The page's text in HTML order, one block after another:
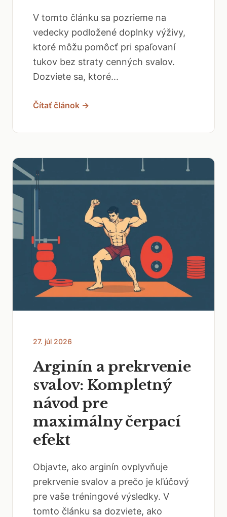
V tomto článku sa pozrieme na
vedecky podložené doplnky výživy,
ktoré môžu pomôcť pri spaľovaní
tukov bez straty cenných svalov.
Dozviete sa, ktoré...
Čítať článok →
27. júl 2026
Arginín a prekrvenie
svalov: Kompletný
návod pre
maximálny čerpací
efekt
Objavte, ako arginín ovplyvňuje
prekrvenie svalov a prečo je kľúčový
pre vaše tréningové výsledky. V
tomto článku sa dozviete, ako